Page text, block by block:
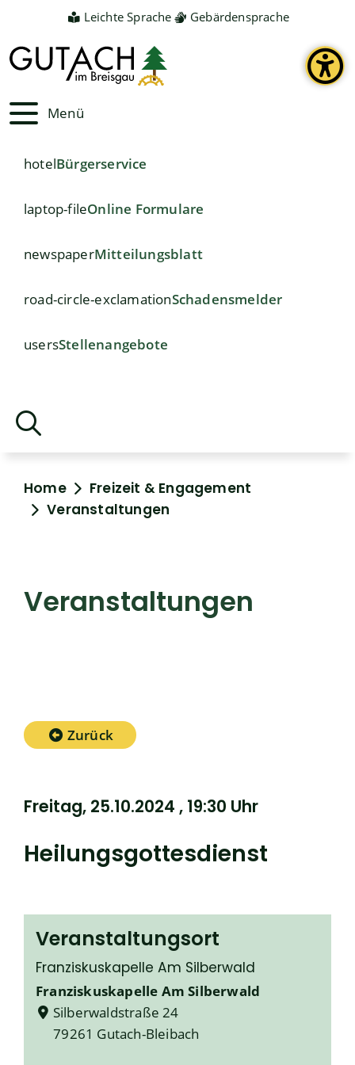
Leichte Sprache Gebärdensprache
Menü
hotelBürgerservice
laptop-fileOnline Formulare
newspaperMitteilungsblatt
road-circle-exclamationSchadensmelder
usersStellenangebote
Home
Freizeit & Engagement
Veranstaltungen
Veranstaltungen
Zurück
Freitag, 25.10.2024 , 19:30 Uhr
Heilungsgottesdienst
Veranstaltungsort
Franziskuskapelle Am Silberwald
Franziskuskapelle Am Silberwald
Silberwaldstraße 24
79261 Gutach-Bleibach